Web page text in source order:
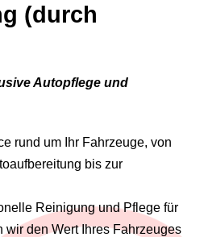
(durch
Autopflege und
rund um Ihr Fahrzeuge, von
bis zur
Reinigung und Pflege für
wir den Wert Ihres Fahrzeuges